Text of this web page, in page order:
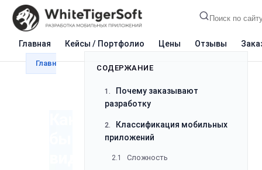
Главная Кейсы / Портфолио Цены Отзывы
Главная Блог Разработка Какие бывают
бывают
СОДЕРЖАНИЕ
1.
2.
Классификация мобильных
приложений
2.1 Сложность
2.2 Простые